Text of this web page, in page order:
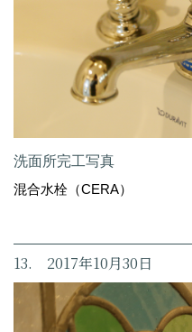
洗面所完工写真
混合水栓（CERA）
13. 2017年10月30日